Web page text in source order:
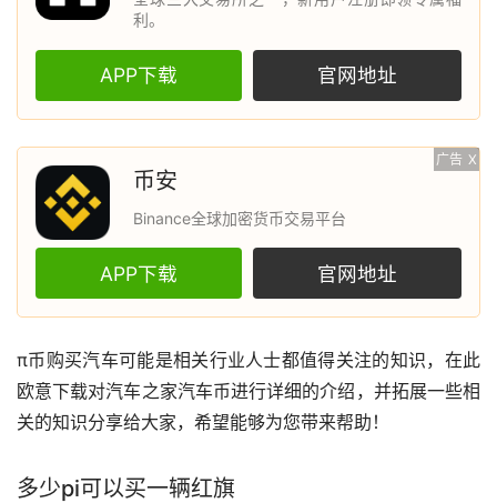
利。
APP下载 官网地址
广告 X
币安
Binance全球加密货币交易平台
APP下载 官网地址
π币购买汽车可能是相关行业人士都值得关注的知识，在此
欧意下载对汽车之家汽车币进行详细的介绍，并拓展一些相
关的知识分享给大家，希望能够为您带来帮助！
多少pi可以买一辆红旗